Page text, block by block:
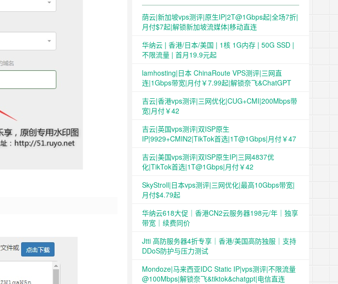
荫云|新加坡vps测评|原生IP|2T@1Gbps起|全场7折|
月付$7起|解锁新加坡流媒体|移动直连
华纳云 | 香港/日本/美国 | 1核 1G内存 | 50G SSD |
不限流量 | 首月19.9元起
lamhosting|日本 ChinaRoute VPS测评|三网直
连|1Gbps带宽|月付￥7.99起|解锁奈飞&ChatGPT
吉云|香港vps测评|三网优化|CUG+CMI|200Mbps带
宽|月付￥42
吉云|英国vps测评|双ISP原生
IP|9929+CMIN2|TikTok首选|1T@1Gbps|月付￥47
吉云|美国vps测评|双ISP原生IP|三网4837优
化|TikTok首选|1T@1Gbps|月付￥42
SkyStroll|日本vps测评|三网优化|最高10Gbps带宽|
月付$4.79起
华纳云618大促｜香港CN2云服务器198元/年｜独享
带宽｜续费同价
Jtti 高防服务器4折专享｜香港/美国高防独服｜支持
DDoS防护与压力测试
Mondoze|马来西亚IDC Static IP|vps测评|不限流量
@100Mbps|解锁奈飞&tiktok&chatgpt|电信直连